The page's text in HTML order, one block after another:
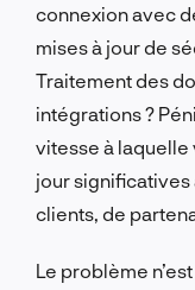
connexion avec
mises à jour de
Traitement des
intégrations ?
vitesse à laquelle
jour significatives
clients, de
Le problème